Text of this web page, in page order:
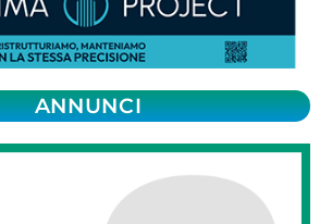
ANNUNCI